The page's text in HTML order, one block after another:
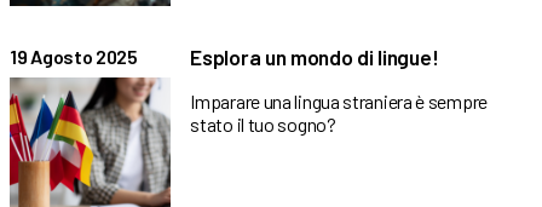
19 Agosto 2025 Esplora un mondo di lingue!
Imparare una lingua straniera è sempre
stato il tuo sogno?